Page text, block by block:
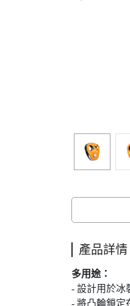
產品詳情
多用途：
- 設計用於冰
- 將凸輪鎖定